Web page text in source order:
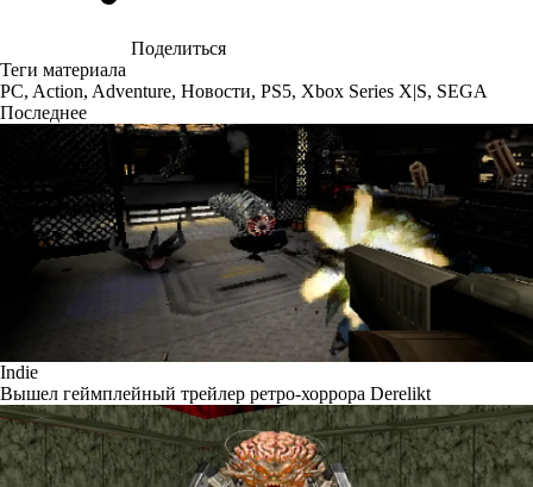
Поделиться
Теги материала
PC, Action, Adventure, Новости, PS5, Xbox Series X|S, SEGA
Последнее
Indie
Вышел геймплейный трейлер ретро-хоррора Derelikt